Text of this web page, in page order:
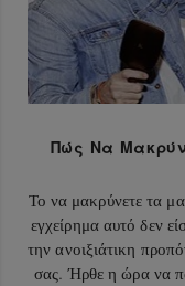
Πώς Να
Το να μακρύνετε τα
εγχείρημα αυτό δεν
την ανοιξιάτικη
σας. Ήρθε η ώρα να